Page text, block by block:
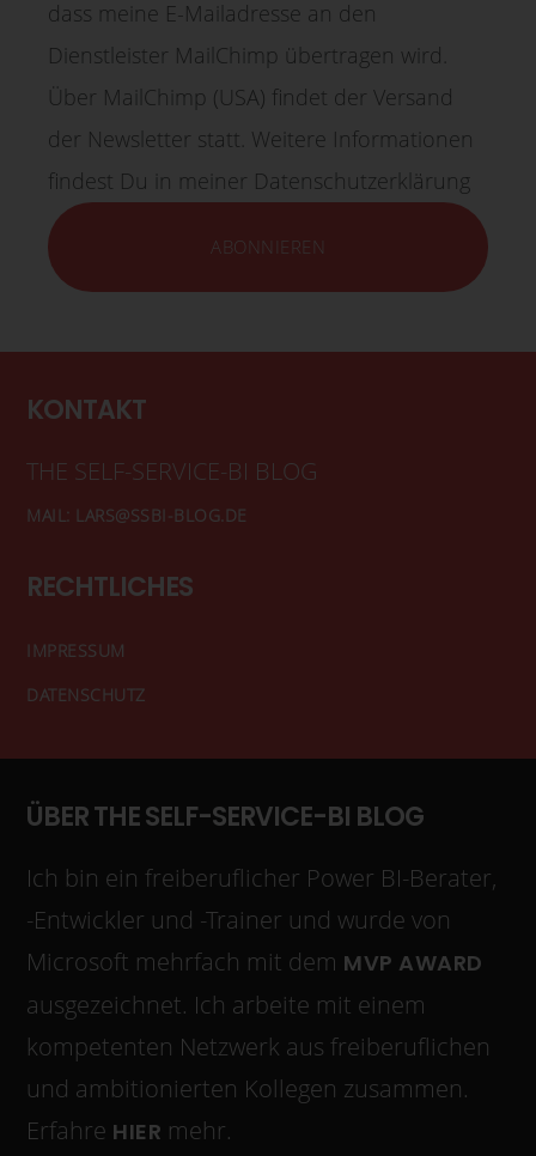
dass meine E-Mailadresse an den
Dienstleister MailChimp übertragen wird.
Über MailChimp (USA) findet der Versand
der Newsletter statt. Weitere Informationen
findest Du in meiner Datenschutzerklärung
KONTAKT
THE SELF-SERVICE-BI BLOG
MAIL: LARS@SSBI-BLOG.DE
RECHTLICHES
IMPRESSUM
DATENSCHUTZ
ÜBER THE SELF-SERVICE-BI BLOG
Ich bin ein freiberuflicher Power BI-Berater,
-Entwickler und -Trainer und wurde von
Microsoft mehrfach mit dem MVP AWARD
ausgezeichnet. Ich arbeite mit einem
kompetenten Netzwerk aus freiberuflichen
und ambitionierten Kollegen zusammen.
Erfahre HIER mehr.